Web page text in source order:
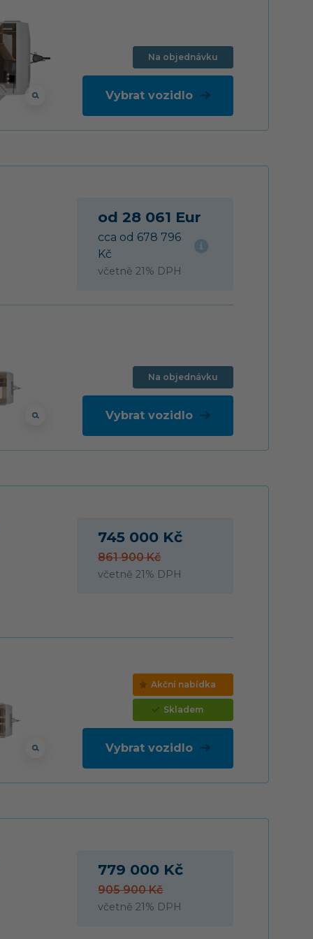
Na objednávku
Vybrat vozidlo
od 28 061 Eur
cca od 678 796
Kč
včetně 21% DPH
Na objednávku
Vybrat vozidlo
745 000 Kč
861 900 Kč
včetně 21% DPH
Akční nabídka
Skladem
Vybrat vozidlo
779 000 Kč
905 900 Kč
včetně 21% DPH